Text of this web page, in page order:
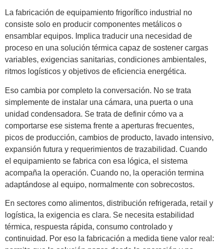
La fabricación de equipamiento frigorífico industrial no
consiste solo en producir componentes metálicos o
ensamblar equipos. Implica traducir una necesidad de
proceso en una solución térmica capaz de sostener cargas
variables, exigencias sanitarias, condiciones ambientales,
ritmos logísticos y objetivos de eficiencia energética.
Eso cambia por completo la conversación. No se trata
simplemente de instalar una cámara, una puerta o una
unidad condensadora. Se trata de definir cómo va a
comportarse ese sistema frente a aperturas frecuentes,
picos de producción, cambios de producto, lavado intensivo,
expansión futura y requerimientos de trazabilidad. Cuando
el equipamiento se fabrica con esa lógica, el sistema
acompaña la operación. Cuando no, la operación termina
adaptándose al equipo, normalmente con sobrecostos.
En sectores como alimentos, distribución refrigerada, retail y
logística, la exigencia es clara. Se necesita estabilidad
térmica, respuesta rápida, consumo controlado y
continuidad. Por eso la fabricación a medida tiene valor real: